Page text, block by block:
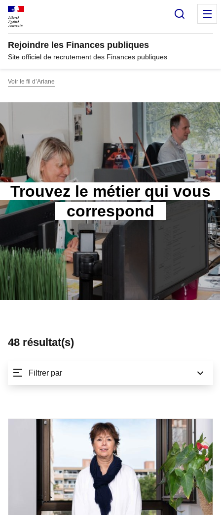
Panneau de gestion des cookies
Rejoindre les Finances publiques
Site officiel de recrutement des Finances publiques
Voir le fil d’Ariane
Trouvez le métier qui vous
correspond
48 résultat(s)
Filtrer par